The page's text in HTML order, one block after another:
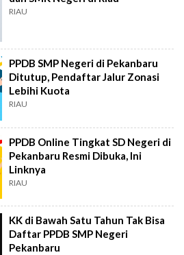
RIAU
PPDB SMP Negeri di Pekanbaru
Ditutup, Pendaftar Jalur Zonasi
Lebihi Kuota
RIAU
PPDB Online Tingkat SD Negeri di
Pekanbaru Resmi Dibuka, Ini
Linknya
RIAU
KK di Bawah Satu Tahun Tak Bisa
Daftar PPDB SMP Negeri
Pekanbaru